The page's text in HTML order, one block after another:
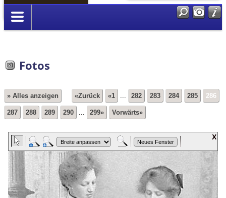
Anmelden
Fotos
» Alles anzeigen «Zurück «1 ... 282 283 284 285 286
287 288 289 290 ... 299» Vorwärts»